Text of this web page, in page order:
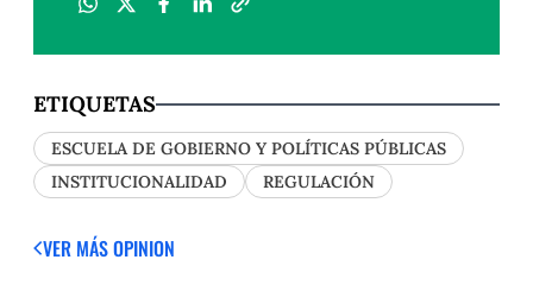
ETIQUETAS
ESCUELA DE GOBIERNO Y POLÍTICAS PÚBLICAS
INSTITUCIONALIDAD
REGULACIÓN
VER MÁS OPINION